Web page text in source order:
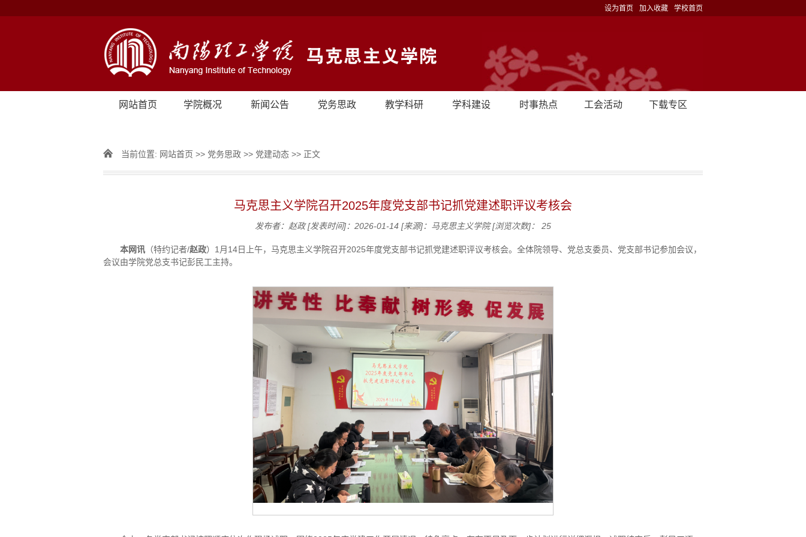
设为首页 加入收藏 学校首页
网站首页 学院概况 新闻公告 党务思政 教学科研 学科建设 时事热点 工会活动 下载专区
当前位置: 网站首页 >> 党务思政 >> 党建动态 >> 正文
马克思主义学院召开2025年度党支部书记抓党建述职评议考核会
发布者：赵政 [发表时间]：2026-01-14 [来源]：马克思主义学院[浏览次数]： 25
本网讯 （特约记者/赵政）1月14日上午，马克思主义学院召开2025年度党支部书记抓党建述职评议考核会。全体院领导、党总支委员、党支部书记参加会议，
会议由学院党总支书记彭民工主持。